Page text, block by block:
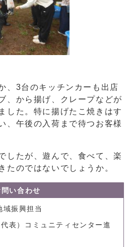
、3台のキッチンカーも出店
、から揚げ、クレープなどが
した。特に揚げたこ焼きはす
、午後の入荷まで待つお客様
したが、遊んで、食べて、楽
たのではないでしょうか。
問い合わせ
域振興担当
表）コミュニティセンター進